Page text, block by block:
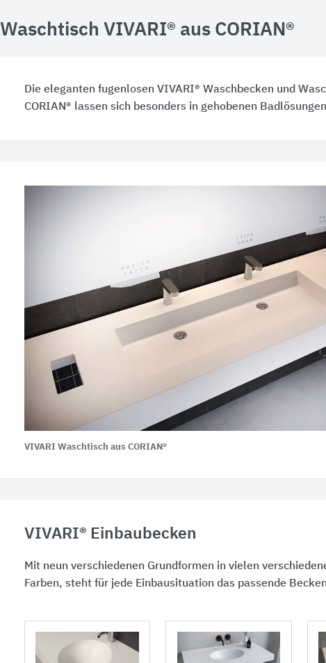
Waschtisch VIVARI® aus CORIAN®
Die eleganten fugenlosen VIVARI® Waschbecken und
CORIAN® lassen sich besonders in gehobenen
VIVARI Waschtisch aus CORIAN®
VIVARI® Einbaubecken
Mit neun verschiedenen Grundformen in vielen
Farben, steht für jede Einbausituation das passende